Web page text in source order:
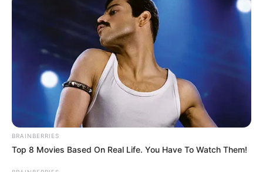
BRAINBERRIES
Top 8 Movies Based On Real Life. You Have To Watch Them!